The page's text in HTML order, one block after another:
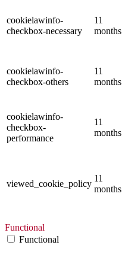
cookielawinfo-
checkbox-necessary
11
months
cookielawinfo-
checkbox-others
11
months
cookielawinfo-
checkbox-
performance
11
months
viewed_cookie_policy
11
months
Functional
Functional